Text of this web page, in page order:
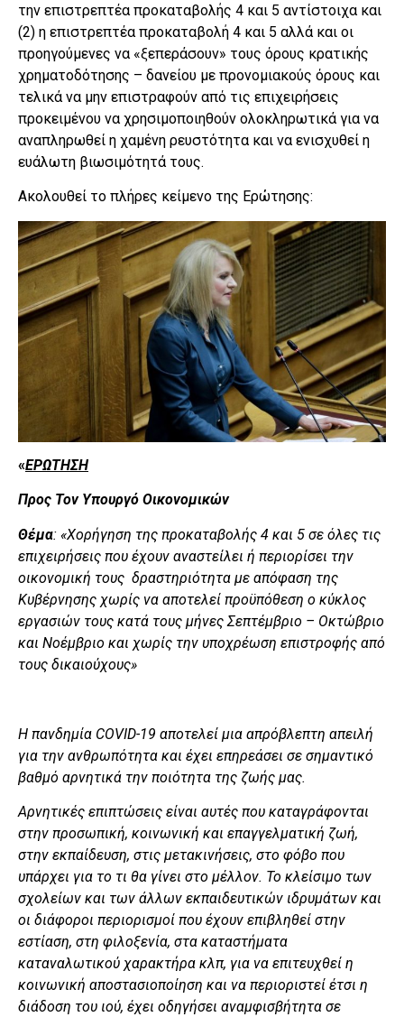
την επιστρεπτέα προκαταβολής 4 και 5 αντίστοιχα και
(2) η επιστρεπτέα προκαταβολή 4 και 5 αλλά και οι
προηγούμενες να «ξεπεράσουν» τους όρους κρατικής
χρηματοδότησης – δανείου με προνομιακούς όρους και
τελικά να μην επιστραφούν από τις επιχειρήσεις
προκειμένου να χρησιμοποιηθούν ολοκληρωτικά για να
αναπληρωθεί η χαμένη ρευστότητα και να ενισχυθεί η
ευάλωτη βιωσιμότητά τους.
Ακολουθεί το πλήρες κείμενο της Ερώτησης:
«ΕΡΩΤΗΣΗ
Προς Τον Υπουργό Οικονομικών
Θέμα: «Χορήγηση της προκαταβολής 4 και 5 σε όλες τις
επιχειρήσεις που έχουν αναστείλει ή περιορίσει την
οικονομική τους δραστηριότητα με απόφαση της
Κυβέρνησης χωρίς να αποτελεί προϋπόθεση ο κύκλος
εργασιών τους κατά τους μήνες Σεπτέμβριο – Οκτώβριο
και Νοέμβριο και χωρίς την υποχρέωση επιστροφής από
τους δικαιούχους»
Η πανδημία COVID-19 αποτελεί μια απρόβλεπτη απειλή
για την ανθρωπότητα και έχει επηρεάσει σε σημαντικό
βαθμό αρνητικά την ποιότητα της ζωής μας.
Αρνητικές επιπτώσεις είναι αυτές που καταγράφονται
στην προσωπική, κοινωνική και επαγγελματική ζωή,
στην εκπαίδευση, στις μετακινήσεις, στο φόβο που
υπάρχει για το τι θα γίνει στο μέλλον. Το κλείσιμο των
σχολείων και των άλλων εκπαιδευτικών ιδρυμάτων και
οι διάφοροι περιορισμοί που έχουν επιβληθεί στην
εστίαση, στη φιλοξενία, στα καταστήματα
καταναλωτικού χαρακτήρα κλπ, για να επιτευχθεί η
κοινωνική αποστασιοποίηση και να περιοριστεί έτσι η
διάδοση του ιού, έχει οδηγήσει αναμφισβήτητα σε